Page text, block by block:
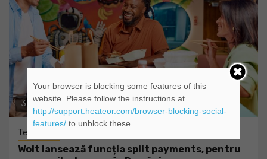
3 min read
Tehnologie
Wolt lansează funcția split payments, pentru
Your browser is blocking some features of this
website. Please follow the instructions at
http://support.heateor.com/browser-blocking-social-
features/to unblock these.